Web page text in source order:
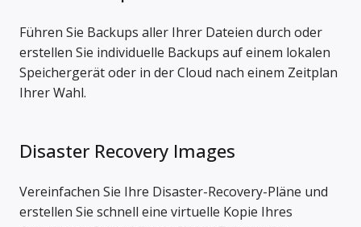
Führen Sie Backups aller Ihrer Dateien durch oder
erstellen Sie individuelle Backups auf einem lokalen
Speichergerät oder in der Cloud nach einem Zeitplan
Ihrer Wahl.
Disaster Recovery Images
Vereinfachen Sie Ihre Disaster-Recovery-Pläne und
erstellen Sie schnell eine virtuelle Kopie Ihres